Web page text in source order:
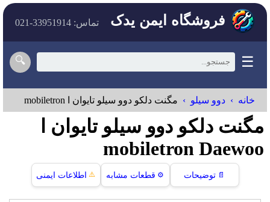
فروشگاه ایمن یدک تماس: 33951914-021
☰
🔍
خانه دوو سیلو مگنت دلکو دوو سیلو تایوان ا mobiletron
مگنت دلکو دوو سیلو تایوان ا
mobiletron Daewoo
📄 توضیحات ⚙️ قطعات مشابه ⚠️ اطلاعات ایمنی